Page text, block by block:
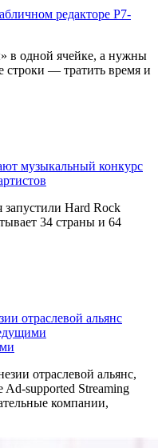
редакторе Р7-
в одной ячейке, а нужны
строки — тратить время и
музыкальный конкурс
запустили Hard Rock
34 страны и 64
отраслевой альянс
отраслевой альянс,
supported Streaming
компании,